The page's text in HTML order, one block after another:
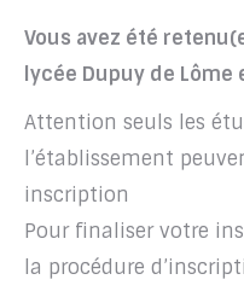
Vous avez été
lycée Dupuy de
Attention seuls les
l’établissement
inscription
Pour finaliser votre
la procédure